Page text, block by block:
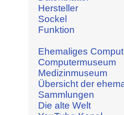
Hersteller
Sockel
Funktion
Ehemaliges
Computermuseum
Medizinmuseum
Übersicht der
Sammlungen
Die alte Welt